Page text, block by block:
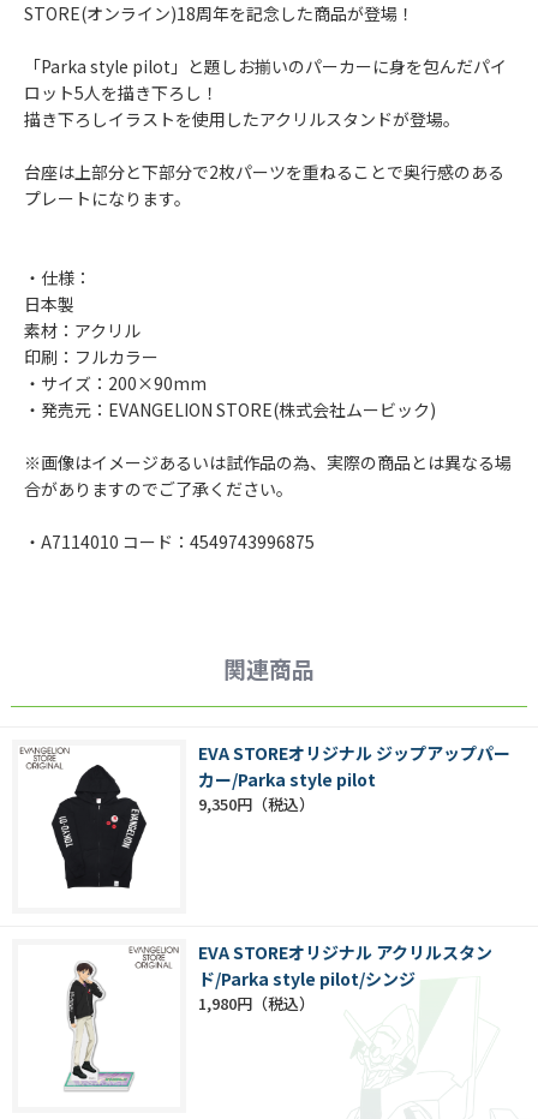
STORE(オンライン)18周年を記念した商品が登場！
「Parka style pilot」と題しお揃いのパーカーに身を包んだパイ
ロット5人を描き下ろし！
描き下ろしイラストを使用したアクリルスタンドが登場。
台座は上部分と下部分で2枚パーツを重ねることで奥行感のある
プレートになります。
・仕様：
日本製
素材：アクリル
印刷：フルカラー
・サイズ：200×90mm
・発売元：EVANGELION STORE(株式会社ムービック)
※画像はイメージあるいは試作品の為、実際の商品とは異なる場
合がありますのでご了承ください。
・A7114010 コード：4549743996875
関連商品
EVA STOREオリジナル ジップアップパー
カー/Parka style pilot
9,350円
EVA STOREオリジナル アクリルスタン
ド/Parka style pilot/シンジ
1,980円